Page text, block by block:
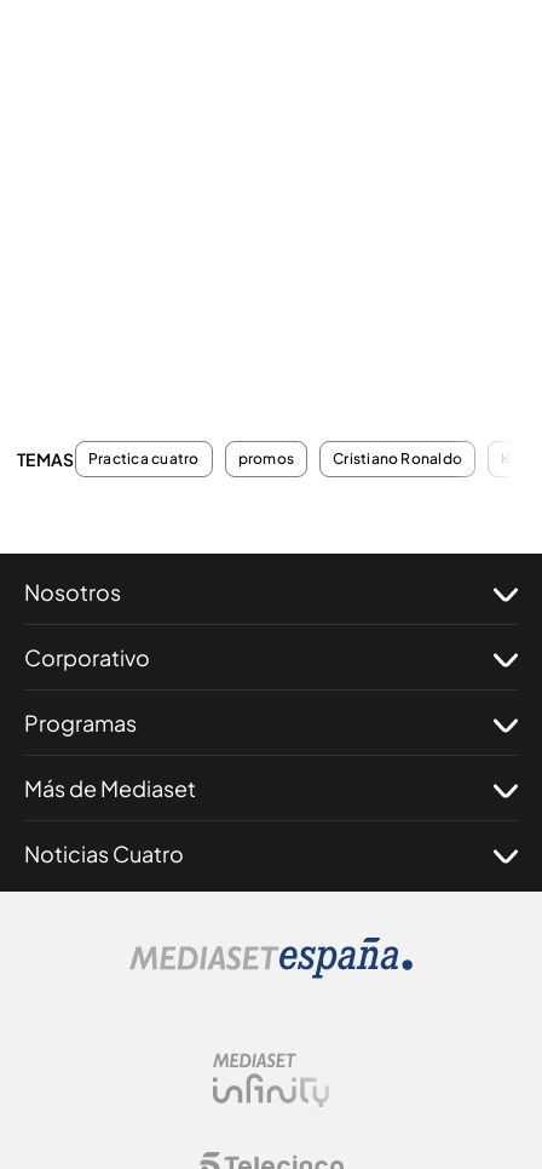
TEMAS Practica cuatro promos Cristiano Ronaldo
Nosotros
Corporativo
Programas
Más de Mediaset
Noticias Cuatro